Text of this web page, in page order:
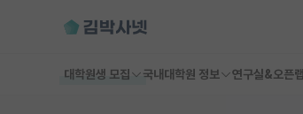
대학원생 모집 국내대학원 정보 연구실&오픈랩